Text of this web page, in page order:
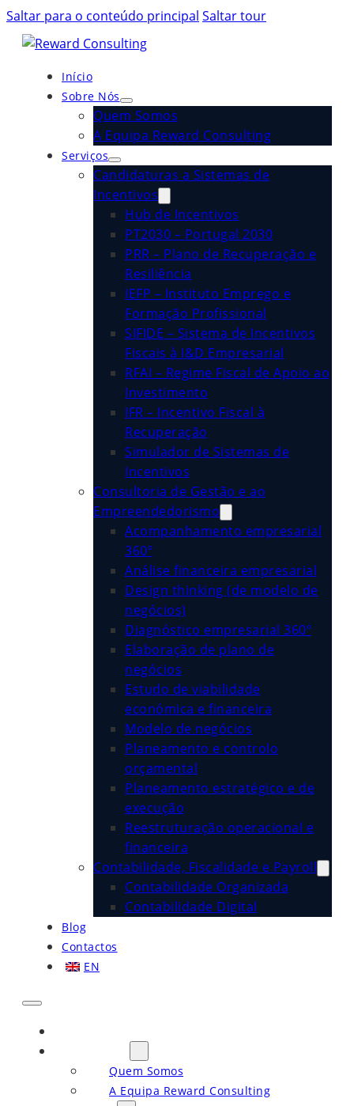
Saltar para o conteúdo principal Saltar tour
Início
Sobre Nós
Quem Somos
A Equipa Reward Consulting
Serviços
Candidaturas a Sistemas de
Incentivos
Hub de Incentivos
PT2030 – Portugal 2030
PRR – Plano de Recuperação e
Resiliência
IEFP – Instituto Emprego e
Formação Profissional
SIFIDE – Sistema de Incentivos
Fiscais à I&D Empresarial
RFAI – Regime Fiscal de Apoio ao
Investimento
IFR – Incentivo Fiscal à
Recuperação
Simulador de Sistemas de
Incentivos
Consultoria de Gestão e ao
Empreendedorismo
Acompanhamento empresarial
360º
Análise financeira empresarial
Design thinking (de modelo de
negócios)
Diagnóstico empresarial 360º
Elaboração de plano de
negócios
Estudo de viabilidade
económica e financeira
Modelo de negócios
Planeamento e controlo
orçamental
Planeamento estratégico e de
execução
Reestruturação operacional e
financeira
Contabilidade, Fiscalidade e Payroll
Contabilidade Organizada
Contabilidade Digital
Blog
Contactos
EN
Quem Somos
A Equipa Reward Consulting